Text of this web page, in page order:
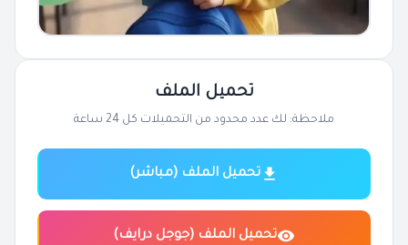
تحميل الملف
ملاحظة: لك عدد محدود من التحميلات كل 24 ساعة
تحميل الملف (مباشر)
تحميل الملف (جوجل درايف)